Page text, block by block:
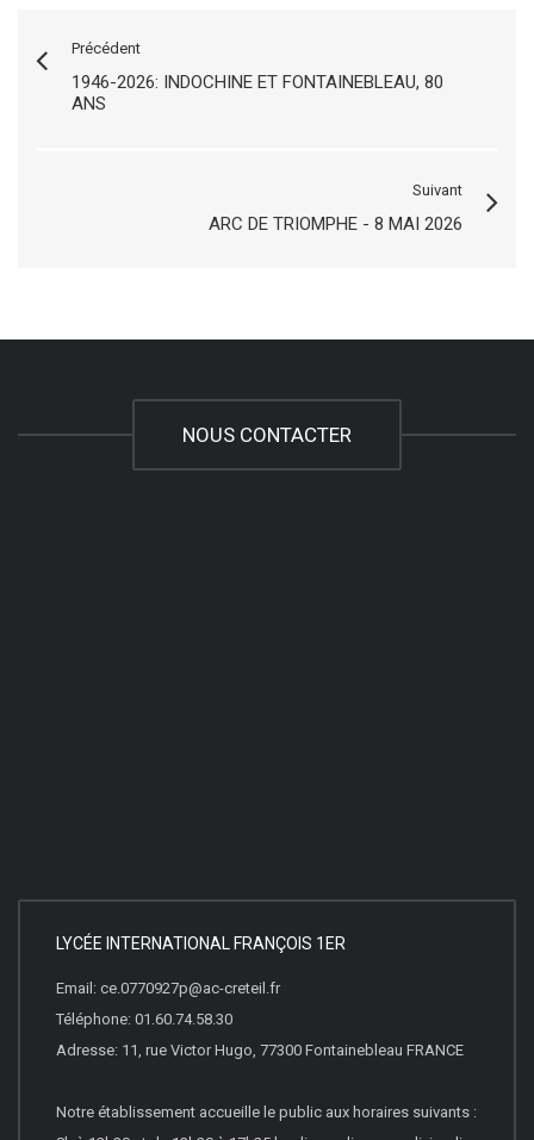
Précédent
1946-2026: INDOCHINE ET FONTAINEBLEAU, 80
ANS
Suivant
ARC DE TRIOMPHE - 8 MAI 2026
NOUS CONTACTER
LYCÉE INTERNATIONAL FRANÇOIS 1ER
Email: ce.0770927p@ac-creteil.fr
Téléphone: 01.60.74.58.30
Adresse: 11, rue Victor Hugo, 77300 Fontainebleau FRANCE
Notre établissement accueille le public aux horaires suivants :